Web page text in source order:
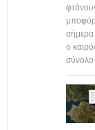
σήμερα
ο